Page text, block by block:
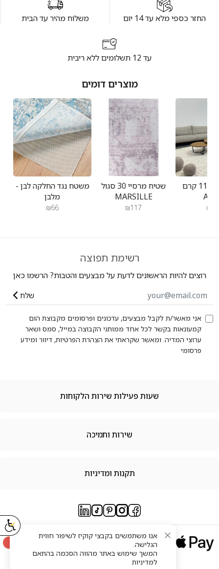
החזר כספי מלא עד 14 יום משלוח מהיר עד הבית
עד 12 תשלומים ללא ריבית
מוצרים דומים
משטח נגד החלקה לבן -
מלבן
₪66
שטיח מרסיי 30 סגול
MARSILLE
₪117
שטיח אטלס 11 קרם
רשימת תפוצה
רוצים להיות הראשונים לדעת על מבצעים והטבות? הרשמו כאן
שלח
אני מאשר/ת לקבל מבצעים, עדכונים ופרסומים מקבוצת הום
קמעונאות בקשר לכל אחד ממותגי הקבוצה במייל, סמס ושאר
ערוצי המדיה. ומאשר שקראתי את הצהרת הפרטיות, דיוור ומידע
פרסומי
שעות פעילות שירות הלקוחות
שירות ותמיכה
תקנות ומדיניות
אנו משתמשים בקבצי קוקיז לשיפור חווית
הגלישה.
המשך שימוש באתר מהווה הסכמה בהתאם
למדיניות